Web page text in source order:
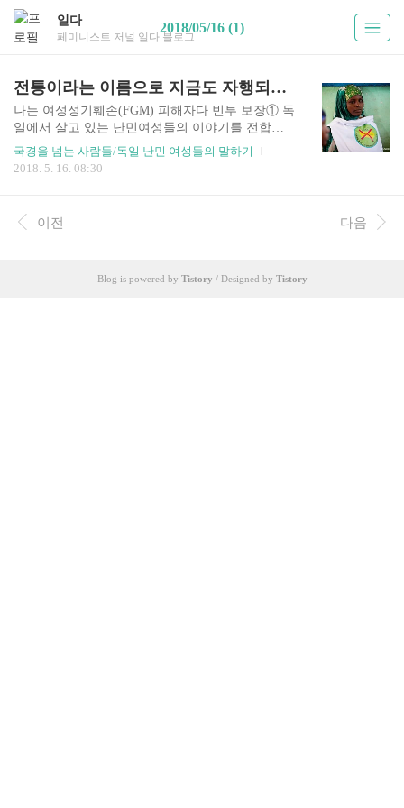
일다
페미니스트 저널 일다 블로그
2018/05/16 (1)
전통이라는 이름으로 지금도 자행되는 여성성기훼손
나는 여성성기훼손(FGM) 피해자다 빈투 보장① 독
일에서 살고 있는 난민여성들의 이야기를 전합니
다. 베를린의 정치그룹 국제여성공간(IWSPACE, In
ternational Women Space)에서 제작한 에 수록된 내
성한 것이며 하리타님이 번역, 해제를 달아 소개합
니다. “나는 여성성기훼손 피해자다”(I am a victim
니다. 이 기사는 한국언론진흥재단 언론진흥기금
국경을 넘는 사람들/독일 난민 여성들의 말하기
2018. 5. 16. 08:30
이전 다음
Blog is powered by Tistory / Designed by Tistory